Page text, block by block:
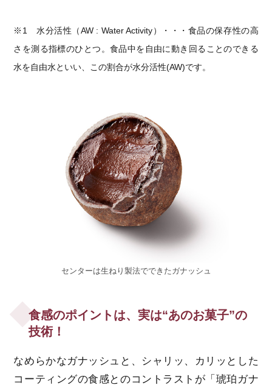
※1 水分活性（AW : Water Activity）・・・食品の保存性の高
さを測る指標のひとつ。食品中を自由に動き回ることのできる
水を自由水といい、この割合が水分活性(AW)です。
センターは生ねり製法でできたガナッシュ
食感のポイントは、実は“あのお菓子”の
技術！
なめらかなガナッシュと、シャリッ、カリッとした
コーティングの食感とのコントラストが「琥珀ガナ